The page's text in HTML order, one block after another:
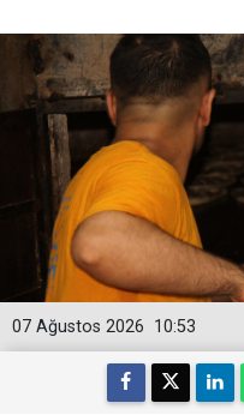
10:53
07 Ağustos 2026